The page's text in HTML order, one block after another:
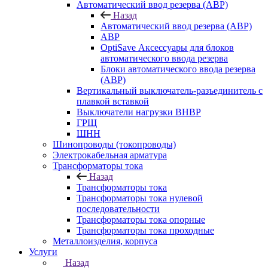
Автоматический ввод резерва (АВР)
Назад
Автоматический ввод резерва (АВР)
АВР
OptiSave Аксессуары для блоков
автоматического ввода резерва
Блоки автоматического ввода резерва
(АВР)
Вертикальный выключатель-разъединитель с
плавкой вставкой
Выключатели нагрузки ВНВР
ГРЩ
ШНН
Шинопроводы (токопроводы)
Электрокабельная арматура
Трансформаторы тока
Назад
Трансформаторы тока
Трансформаторы тока нулевой
последовательности
Трансформаторы тока опорные
Трансформаторы тока проходные
Металлоизделия, корпуса
Услуги
Назад